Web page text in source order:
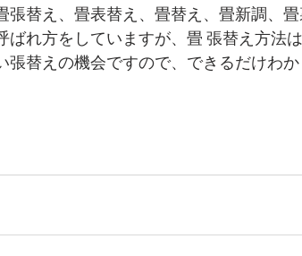
張替え、畳表替え、畳替え、畳新調、
ばれ方をしていますが、畳 張替え方法
張替えの機会ですので、できるだけわ